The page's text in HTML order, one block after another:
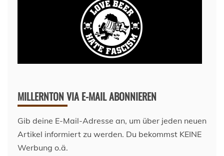
MILLERNTON VIA E-MAIL ABONNIEREN
Gib deine E-Mail-Adresse an, um über jeden neuen
Artikel informiert zu werden. Du bekommst KEINE
Werbung o.ä.